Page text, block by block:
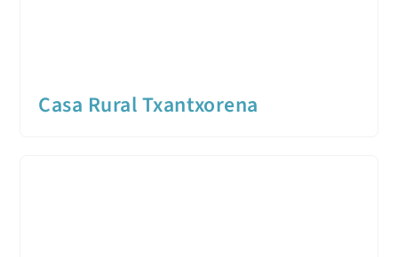
Casa Rural Txantxorena